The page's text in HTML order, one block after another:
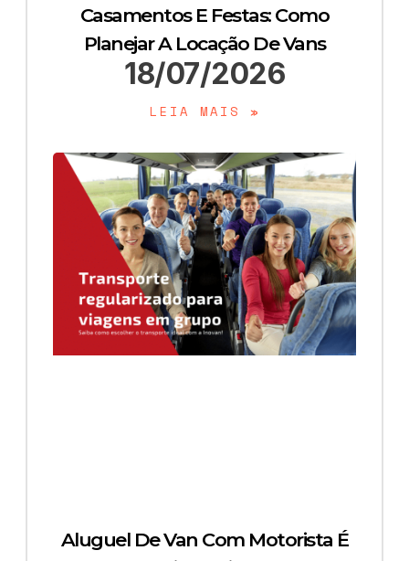
Casamentos E Festas: Como
Planejar A Locação De Vans
18/07/2026
LEIA MAIS »
Aluguel De Van Com Motorista É